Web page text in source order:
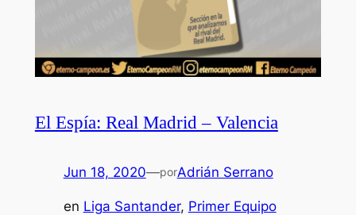
El Espía: Real Madrid – Valencia
Jun 18, 2020—porAdrián Serrano
en Liga Santander, Primer Equipo